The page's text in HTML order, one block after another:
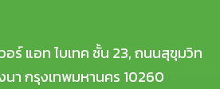
อร์ แอท ไบเทค ชั้น 23, ถนนสุขุมวิท
นา กรุงเทพมหานคร 10260